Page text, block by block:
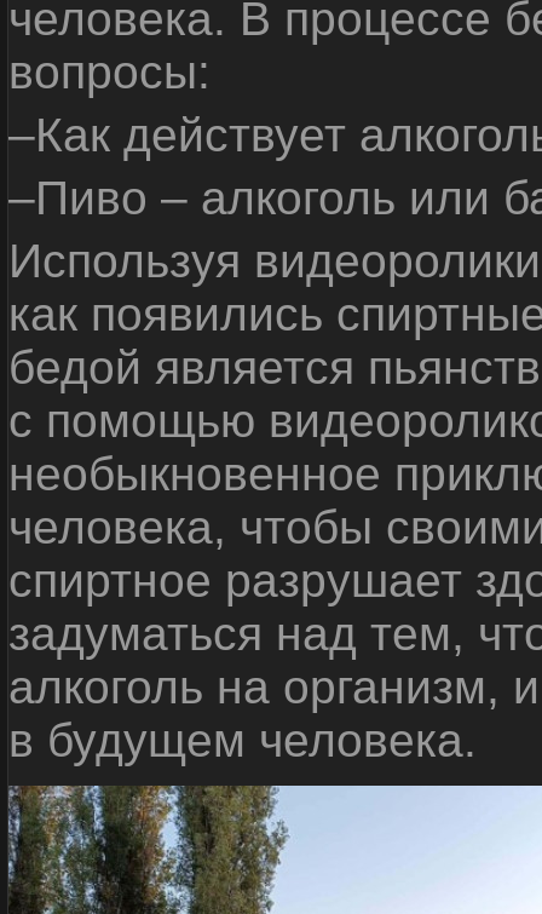
человека. В процессе
вопросы:
–Как действует
–Пиво – алкоголь или
Используя
как появились
бедой является
с помощью
необыкновенное
человека, чтобы
спиртное разрушает
задуматься над тем,
алкоголь на организм,
в будущем человека.